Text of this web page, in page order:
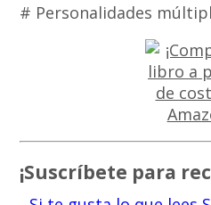
# Personalidades
¡Suscríbete para